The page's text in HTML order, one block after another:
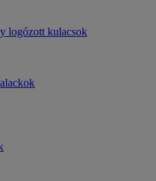
logózott kulacsok